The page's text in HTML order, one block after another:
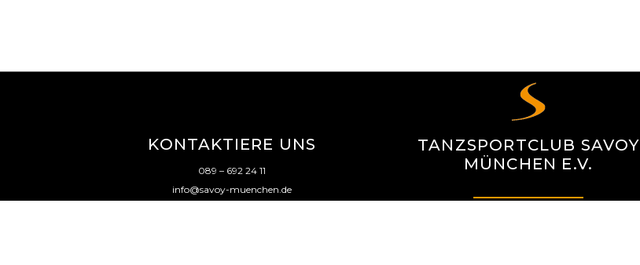
KONTAKTIERE UNS
089 – 692 24 11
info@savoy-muenchen.de
TANZSPORTCLUB SAVOY
MÜNCHEN E.V.